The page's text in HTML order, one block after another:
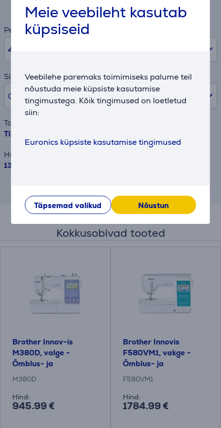
Meie veebileht kasutab
küpsiseid
Veebilehe paremaks toimimiseks palume teil
nõustuda meie küpsiste kasutamise
tingimustega. Kõik tingimused on loetletud
siin:
Euronics küpsiste kasutamise tingimused
Täpsemad valikud Nõustun
Periood
48
Sissemakse
0% /0 €
Toode
Tikkimistarkvara Brother PE-Design 11
Hind
1334.99 €
Kokkusobivad tooted
Brother Innov-is
M380D, valge -
Õmblus- ja
tikkimismasin
M380D
Hind:
945.99 €
Brother Innovis
F580VM1, vakge -
Õmblus- ja
Tikkimismasin
F580VM1
Hind:
1784.99 €